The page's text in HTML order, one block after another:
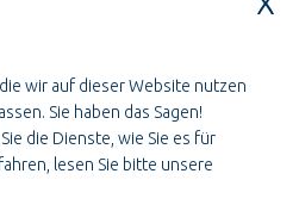
wir auf dieser Website nutzen
Sie haben das Sagen!
die Dienste, wie Sie es für
lesen Sie bitte unsere